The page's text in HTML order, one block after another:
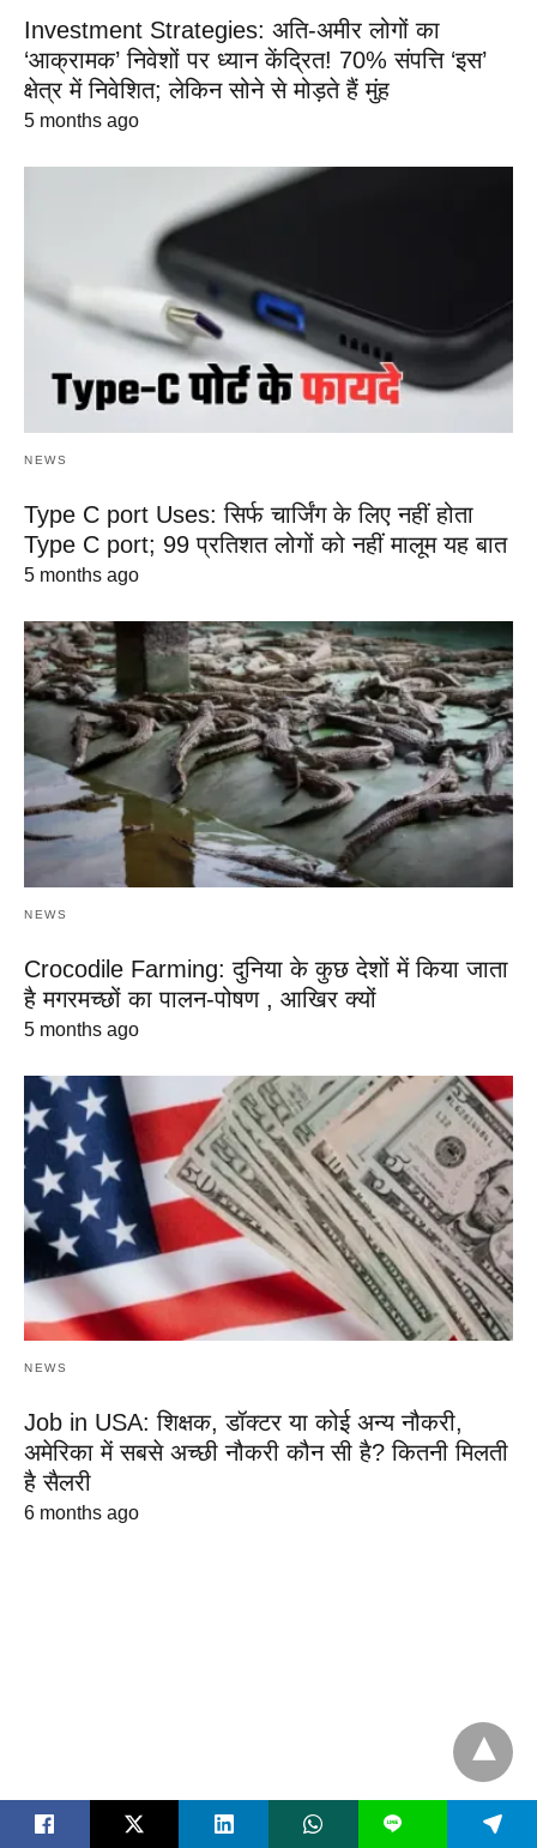
Investment Strategies: अति-अमीर लोगों का
‘आक्रामक’ निवेशों पर ध्यान केंद्रित! 70% संपत्ति ‘इस’
क्षेत्र में निवेशित; लेकिन सोने से मोड़ते हैं मुंह
5 months ago
NEWS
Type C port Uses: सिर्फ चार्जिंग के लिए नहीं होता
Type C port; 99 प्रतिशत लोगों को नहीं मालूम यह बात
5 months ago
NEWS
Crocodile Farming: दुनिया के कुछ देशों में किया जाता
है मगरमच्छों का पालन-पोषण , आखिर क्यों
5 months ago
NEWS
Job in USA: शिक्षक, डॉक्टर या कोई अन्य नौकरी,
अमेरिका में सबसे अच्छी नौकरी कौन सी है? कितनी मिलती
है सैलरी
6 months ago
L